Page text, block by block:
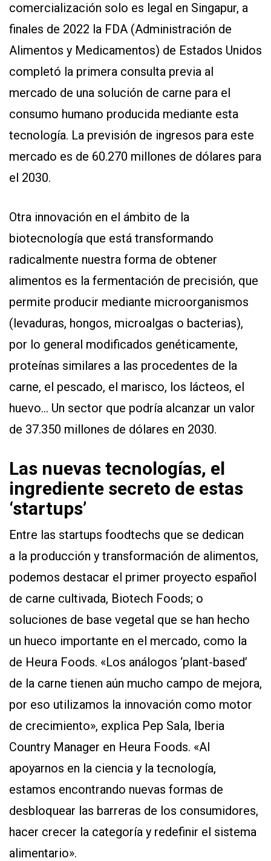
comercialización solo es legal en Singapur, a
finales de 2022 la FDA (Administración de
Alimentos y Medicamentos) de Estados Unidos
completó la primera consulta previa al
mercado de una solución de carne para el
consumo humano producida mediante esta
tecnología. La previsión de ingresos para este
mercado es de 60.270 millones de dólares para
el 2030.
Otra innovación en el ámbito de la
biotecnología que está transformando
radicalmente nuestra forma de obtener
alimentos es la fermentación de precisión, que
permite producir mediante microorganismos
(levaduras, hongos, microalgas o bacterias),
por lo general modificados genéticamente,
proteínas similares a las procedentes de la
carne, el pescado, el marisco, los lácteos, el
huevo… Un sector que podría alcanzar un valor
de 37.350 millones de dólares en 2030.
Las nuevas tecnologías, el
ingrediente secreto de estas
‘startups’
Entre las startups foodtechs que se dedican
a la producción y transformación de alimentos,
podemos destacar el primer proyecto español
de carne cultivada, Biotech Foods; o
soluciones de base vegetal que se han hecho
un hueco importante en el mercado, como la
de Heura Foods. «Los análogos ‘plant-based’
de la carne tienen aún mucho campo de mejora,
por eso utilizamos la innovación como motor
de crecimiento», explica Pep Sala, Iberia
Country Manager en Heura Foods. «Al
apoyarnos en la ciencia y la tecnología,
estamos encontrando nuevas formas de
desbloquear las barreras de los consumidores,
hacer crecer la categoría y redefinir el sistema
alimentario».